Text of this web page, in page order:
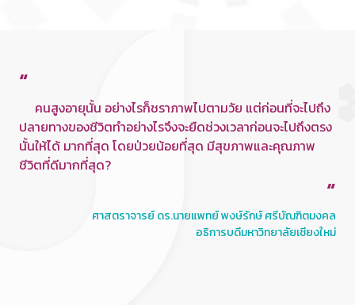
“
คนสูงอายุนั้น อย่างไรก็ชราภาพไปตามวัย แต่ก่อนที่จะไปถึง
ปลายทางของชีวิตทำอย่างไรจึงจะยืดช่วงเวลาก่อนจะไปถึงตรง
นั้นให้ได้ มากที่สุด โดยป่วยน้อยที่สุด มีสุขภาพและคุณภาพ
ชีวิตที่ดีมากที่สุด?
“
ศาสตราจารย์ ดร.นายแพทย์ พงษ์รักษ์ ศรีบัณฑิตมงคล
อธิการบดีมหาวิทยาลัยเชียงใหม่